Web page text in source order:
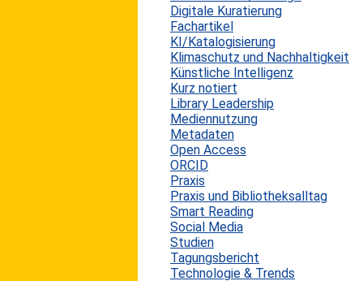
Digitale Kuratierung
Fachartikel
KI/Katalogisierung
Klimaschutz und Nachhaltigkeit
Künstliche Intelligenz
Kurz notiert
Library Leadership
Mediennutzung
Metadaten
Open Access
ORCID
Praxis
Praxis und Bibliotheksalltag
Smart Reading
Social Media
Studien
Tagungsbericht
Technologie & Trends
Besserung, oder etwa doch?
Große Sprachmodelle (LLMs) wie ChatGPT haben die
Art der Mensch-KI-Interaktion revolutioniert. Sie
bieten beeindruckende sprachliche Fähigkeiten,
erzeugen jedoch oft sogenannte Halluzinationen –
erfundene oder verzerrte Informationen, die sich als
Fakten präsentieren. Dieses Phänomen stellt eine
große Herausforderung für die Verlässlichkeit dieser
Modelle dar, insbesondere in wissenschaftlichen,
juristischen und medizinischen Anwendungen. Warum
LLMs halluzinieren KI-Modelle erzeugen...